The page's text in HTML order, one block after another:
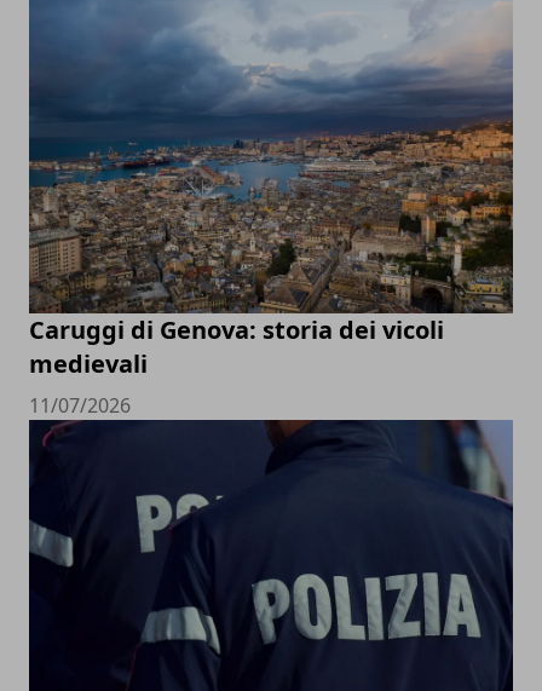
Caruggi di Genova: storia dei vicoli
medievali
11/07/2026